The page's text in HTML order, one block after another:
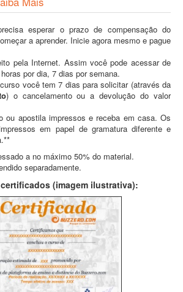
esperar o prazo de compensação do
a aprender. Inicie agora mesmo e pague
pela Internet. Assim você pode acessar de
por dia, 7 dias por semana.
você tem 7 dias para solicitar (através da
) o cancelamento ou a devolução do valor
ou apostila impressos e receba em casa. Os
em papel de gramatura diferente e
a no máximo 50% do material.
separadamente.
(imagem ilustrativa):